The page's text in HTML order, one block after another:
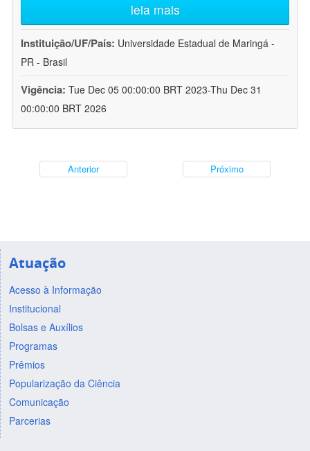
leia mais
Instituição/UF/País: Universidade Estadual de Maringá -
PR - Brasil
Vigência: Tue Dec 05 00:00:00 BRT 2023-Thu Dec 31
00:00:00 BRT 2026
Anterior Próximo
Atuação
Acesso à Informação
Institucional
Bolsas e Auxílios
Programas
Prêmios
Popularização da Ciência
Comunicação
Parcerias